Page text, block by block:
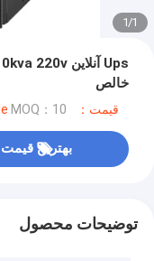
1
/
1
خالص
قیمت：negotiable MOQ：10 عدد
بهترین قیمت
توضیحات محصول